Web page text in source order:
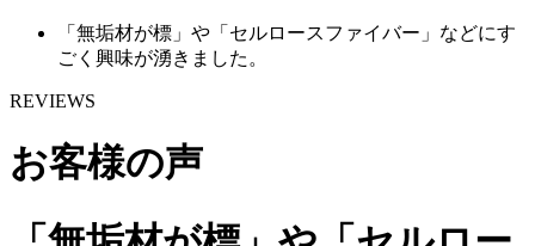
「無垢材が標」や「セルロースファイバー」などにす
ごく興味が湧きました。
REVIEWS
お客様の声